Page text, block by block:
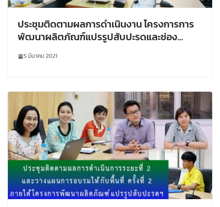
ประชุมติดตามผลการดำเนินงาน โครงการการ
พัฒนาผลิตภัณฑ์แปรรูปสับปะรดและช่อง
ทางการตลาดเพื่อเพิ่มรายได้ให้กับเกษตรกร
อำเภอภูเรือ จังหวัดเลย นอกจากนี้ได้ video
ความก้าวหน้าของโครงการดังกล่าว ฯ
5 มีนาคม 2021